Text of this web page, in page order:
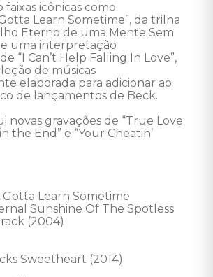
icônicas como
Learn Sometime”, da trilha
Eterno de uma Mente Sem
e uma interpretação
“I Can’t Help Falling In Love”,
de músicas
elaborada para adicionar ao
de lançamentos de Beck.
novas gravações de “True Love
the End” e “Your Cheatin’
Gotta Learn Sometime
Sunshine Of The Spotless
(2004)
Sweetheart (2014)